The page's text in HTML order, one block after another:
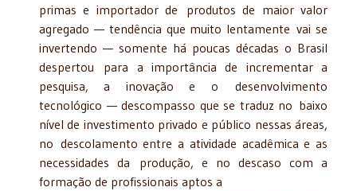
primas e importador de produtos de maior valor
agregado — tendência que muito lentamente vai se
invertendo — somente há poucas décadas o Brasil
despertou para a importância de incrementar a
pesquisa, a inovação e o desenvolvimento
tecnológico — descompasso que se traduz no baixo
nível de investimento privado e público nessas áreas,
no descolamento entre a atividade acadêmica e as
necessidades da produção, e no descaso com a
formação de profissionais aptos a